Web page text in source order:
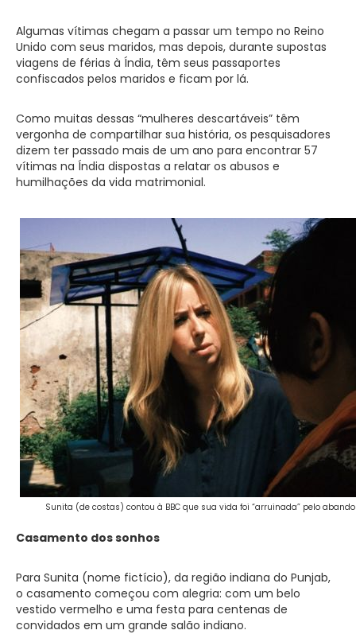
Algumas vítimas chegam a passar um tempo no Reino
Unido com seus maridos, mas depois, durante supostas
viagens de férias à Índia, têm seus passaportes
confiscados pelos maridos e ficam por lá.
Como muitas dessas “mulheres descartáveis” têm
vergonha de compartilhar sua história, os pesquisadores
dizem ter passado mais de um ano para encontrar 57
vítimas na Índia dispostas a relatar os abusos e
humilhações da vida matrimonial.
Sunita (de costas) contou à BBC que sua vida foi “arruinada” pelo
Casamento dos sonhos
Para Sunita (nome fictício), da região indiana do Punjab,
o casamento começou com alegria: com um belo
vestido vermelho e uma festa para centenas de
convidados em um grande salão indiano.